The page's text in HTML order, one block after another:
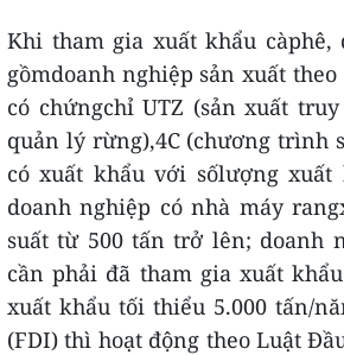
Khi tham gia xuất khẩu
gồmdoanh nghiệp sản xuất
có chứngchỉ UTZ (sản xuất
quản lý rừng),4C (chương trình
có xuất khẩu với sốlượng xuất
doanh nghiệp có nhà máy
suất từ 500 tấn trở lên; doanh
cần phải đã tham gia xuất
xuất khẩu tối thiểu 5.000 tấn/
(FDI) thì hoạt động theo Luật